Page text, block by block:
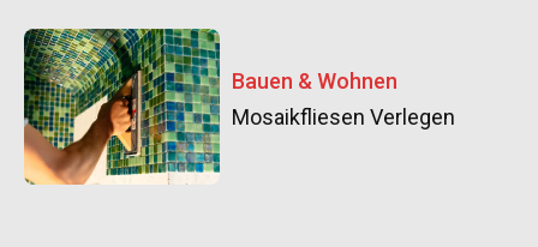
Bauen & Wohnen
Mosaikfliesen Verlegen